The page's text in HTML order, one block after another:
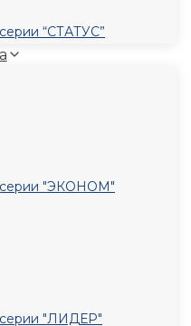
“СТАТУС”
серии "ЭКОНОМ"
серии "ЛИДЕР"